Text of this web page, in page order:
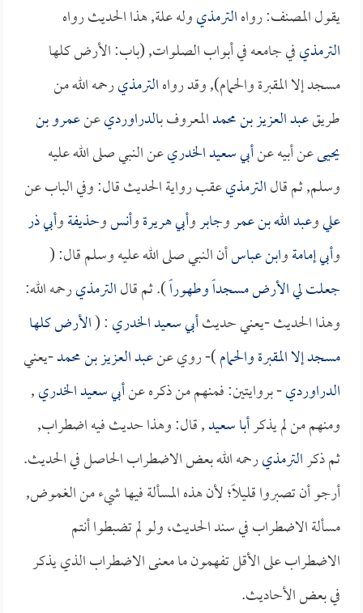
يقول المصنف: رواهالترمذيوله علة, هذا الحديث رواه
الترمذيفي جامعه في أبواب الصلوات, (باب: الأرض كلها
مسجد إلا المقبرة والحمام), وقد رواهالترمذيرحمه الله من
طريقعبد العزيز بن محمدالمعروف بالدراورديعنعمرو بن
يحيىعن أبيه عنأبي سعيد الخدريعن النبي صلى الله عليه
وسلم, ثم قالالترمذيعقب رواية الحديث قال: وفي الباب عن
عليوعبد الله بن عمروجابروأبي هريرةوأنسوحذيفةوأبي ذر
وأبي إمامةوابن عباسأن النبي صلى الله عليه وسلم قال: (
جعلت لي الأرض مسجداً وطهوراً). ثم قالالترمذيرحمه الله:
وهذا الحديث -يعني حديثأبي سعيد الخدري: (الأرض كلها
مسجد إلا المقبرة والحمام)- روي عنعبد العزيز بن محمد-يعني
الدراوردي- بروايتين: فمنهم من ذكره عنأبي سعيد الخدري,
ومنهم من لم يذكرأبا سعيد, قال: وهذا حديث فيه اضطراب,
ثم ذكرالترمذيرحمه الله بعض الاضطراب الحاصل في الحديث.
أرجو أن تصبروا قليلاً؛ لأن هذه المسألة فيها شيء من الغموض,
مسألة الاضطراب في سند الحديث، ولو لم تضبطوا أنتم
الاضطراب على الأقل تفهمون ما معنى الاضطراب الذي يذكر
في بعض الأحاديث.